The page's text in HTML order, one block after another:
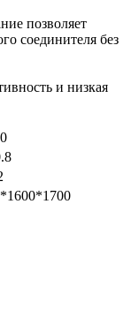
позволяет
соединителя без
и низкая